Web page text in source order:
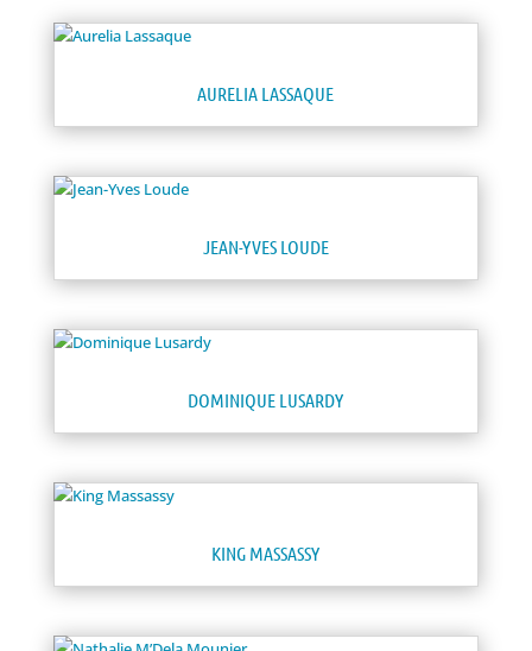
AURELIA LASSAQUE
JEAN-YVES LOUDE
DOMINIQUE LUSARDY
KING MASSASSY